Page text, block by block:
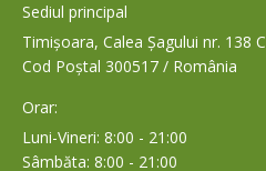
Sediul principal
Timișoara, Calea Șagului nr. 138 C
Cod Poștal 300517 / România
Orar:
Luni-Vineri: 8:00 - 21:00
Sâmbăta: 8:00 - 21:00